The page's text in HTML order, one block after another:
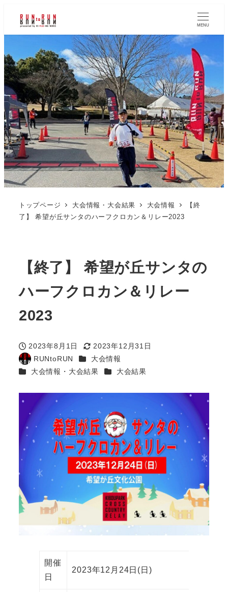
MENU
トップページ 大会情報・大会結果 大会情報
【終
了】 希望が丘サンタのハーフクロカン＆リレー2023
【終了】 希望が丘サンタの
ハーフクロカン＆リレー
2023
投稿日
2023年8月1日
更新日
2023年12月31日
著
者
RUNtoRUN カテゴリー
大会情報
カテゴリー
大会情報・大会結果 カテゴリー
大会結果
開催
日
2023年12月24日(日)